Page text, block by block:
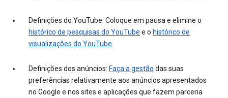
Definições do YouTube: Coloque em pausa e elimine o
histórico de pesquisas do YouTube e o histórico de
visualizações do YouTube
Definições dos anúncios: Faça a gestão das suas
preferências relativamente aos anúncios apresentados
no Google e nos sites e aplicações que fazem parceria